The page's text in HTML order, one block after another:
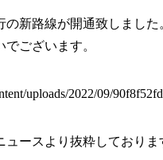
新路線が開通致しました
ございます。
uploads/2022/09/
ースより抜粋しておりま